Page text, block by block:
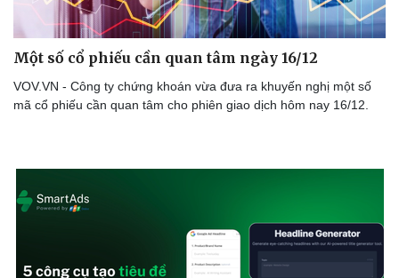
Văn hóa
Sân khấu - Điện ảnh
Giải trí
Nghệ sĩ
Một số cổ phiếu cần quan tâm ngày 16/12
VOV.VN - Công ty chứng khoán vừa đưa ra khuyến nghị một số
mã cổ phiếu cần quan tâm cho phiên giao dịch hôm nay 16/12.